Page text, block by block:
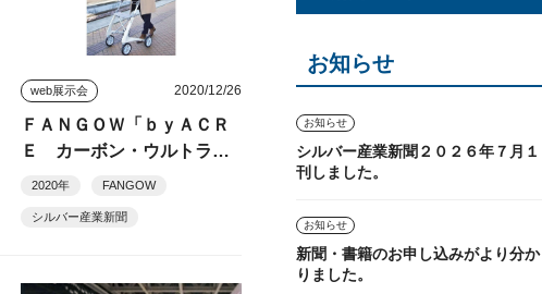
web展示会 2020/12/26
ＦＡＮＧＯＷ「ｂｙＡＣＲ
Ｅ カーボン・ウルトララ
イト」
2020年 FANGOW
シルバー産業新聞
お知らせ
お知らせ
シルバー産業新聞２０２６年７月
刊しました。
お知らせ
新聞・書籍のお申し込みがより分
りました。